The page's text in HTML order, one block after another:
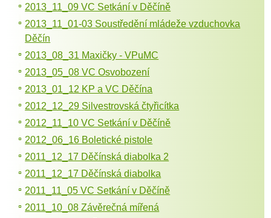
2013_11_09 VC Setkání v Děčíně
2013_11_01-03 Soustředění mládeže vzduchovka
Děčín
2013_08_31 Maxičky - VPuMC
2013_05_08 VC Osvobození
2013_01_12 KP a VC Děčína
2012_12_29 Silvestrovská čtyřicítka
2012_11_10 VC Setkání v Děčíně
2012_06_16 Boletické pistole
2011_12_17 Děčínská diabolka 2
2011_12_17 Děčínská diabolka
2011_11_05 VC Setkání v Děčíně
2011_10_08 Závěrečná mířená